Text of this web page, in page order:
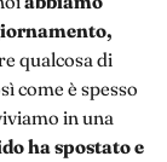
qualcosa di
come è spesso
in una
ha spostato e